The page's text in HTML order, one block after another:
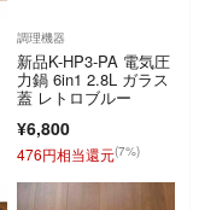
調理機器
新品K-HP3-PA 電気圧
力鍋 6in1 2.8L ガラス
蓋 レトロブルー
¥6,800
476円相当還元(7%)